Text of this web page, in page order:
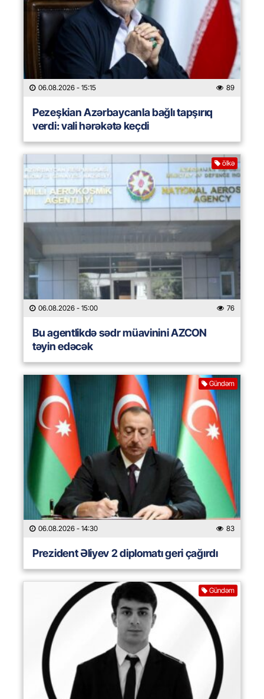
06.08.2026 - 15:15 89
Pezeşkian Azərbaycanla bağlı tapşırıq
verdi: vali hərəkətə keçdi
ölkə
06.08.2026 - 15:00 76
Bu agentlikdə sədr müavinini AZCON
təyin edəcək
Gündəm
06.08.2026 - 14:30 83
Prezident Əliyev 2 diplomatı geri çağırdı
Gündəm